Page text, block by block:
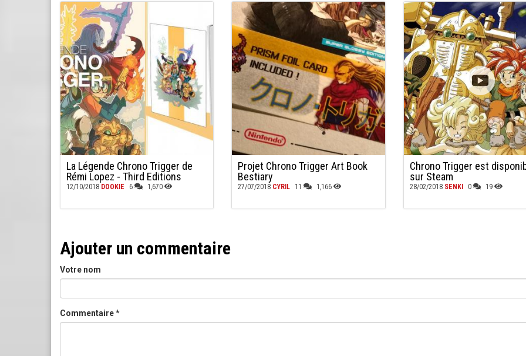
La Légende Chrono Trigger de
Rémi Lopez - Third Editions
12/10/2018 DOOKIE 6 1,670
Projet Chrono Trigger Art Book
Bestiary
27/07/2018 CYRIL 11 1,166
Chrono Trigger est
sur Steam
28/02/2018 SENKI 0 19
Ajouter un commentaire
Votre nom
Commentaire*